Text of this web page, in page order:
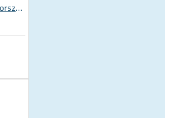
DEDA Superzero alu országúti kerékpár kompakt hajlítású kormány